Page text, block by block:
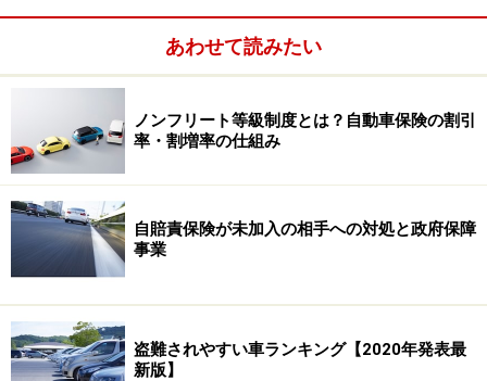
近年の損保各社では「入ってくるお金が少ないのに出て
険料の基本となる料率を改定し値上げとなる…というの
が大きな要因です。
あわせて読みたい
ノンフリート等級制度とは？自動車保険の割引
率・割増率の仕組み
自賠責保険が未加入の相手への対処と政府保障
事業
盗難されやすい車ランキング【2020年発表最
新版】